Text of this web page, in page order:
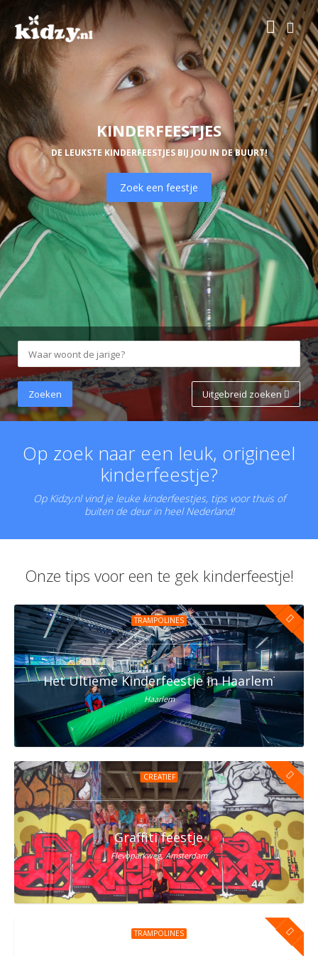
KINDERFEESTJES
DE LEUKSTE KINDERFEESTJES BIJ JOU IN DE BUURT!
Zoek een feestje
Uitgebreid zoeken
Op zoek naar een leuk, origineel
kinderfeestje?
Op Kidzy.nl vind je leuke kinderfeestjes, tips voor thuis of
buiten de deur in heel Nederland!
Onze tips voor een te gek kinderfeestje!
TRAMPOLINES
Het Ultieme Kinderfeestje in Haarlem? Vier
Haarlem
CREATIEF
Graffiti feestje
Flevoparkweg, Amsterdam
TRAMPOLINES